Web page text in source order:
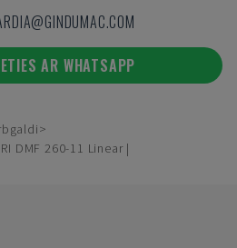
AR WHATSAPP
DMF 260-11 Linear |